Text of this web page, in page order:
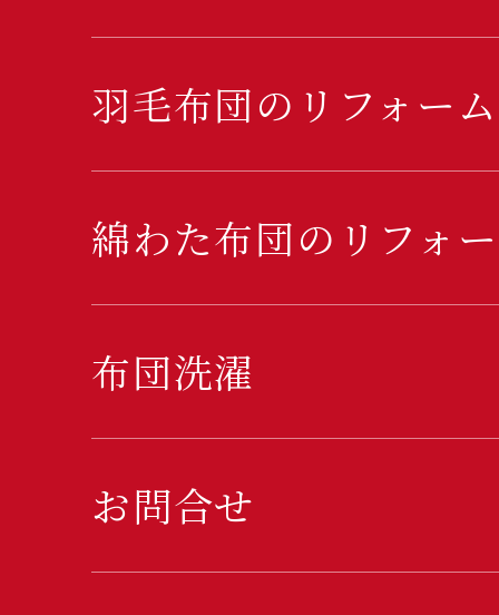
羽毛布団のリフォーム
綿わた布団のリフォ
布団洗濯
お問合せ